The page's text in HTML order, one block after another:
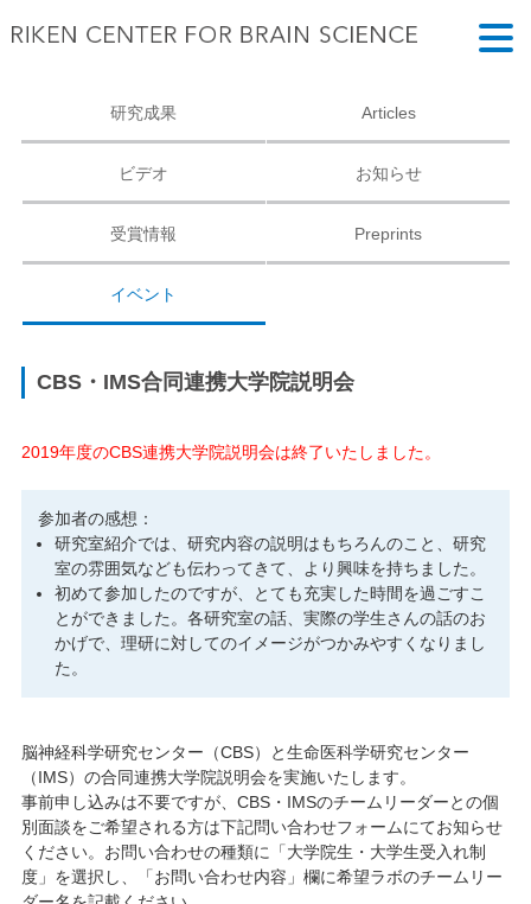
研究成果 Articles
ビデオ お知らせ
受賞情報 Preprints
イベント
CBS・IMS合同連携大学院説明会
2019年度のCBS連携大学院説明会は終了いたしました。
参加者の感想：
研究室紹介では、研究内容の説明はもちろんのこと、研究
室の雰囲気なども伝わってきて、より興味を持ちました。
初めて参加したのですが、とても充実した時間を過ごすこ
とができました。各研究室の話、実際の学生さんの話のお
かげで、理研に対してのイメージがつかみやすくなりまし
た。
脳神経科学研究センター（CBS）と生命医科学研究センター
（IMS）の合同連携大学院説明会を実施いたします。
事前申し込みは不要ですが、CBS・IMSのチームリーダーとの個
別面談をご希望される方は下記問い合わせフォームにてお知らせ
ください。お問い合わせの種類に「大学院生・大学生受入れ制
度」を選択し、「お問い合わせ内容」欄に希望ラボのチームリー